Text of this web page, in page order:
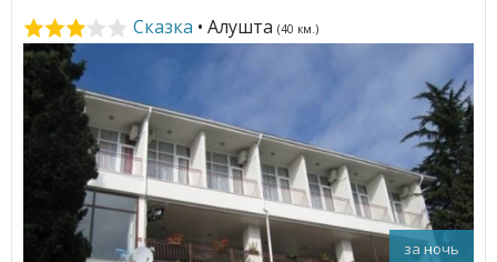
Сказка • Алушта (40 км.)
за ночь